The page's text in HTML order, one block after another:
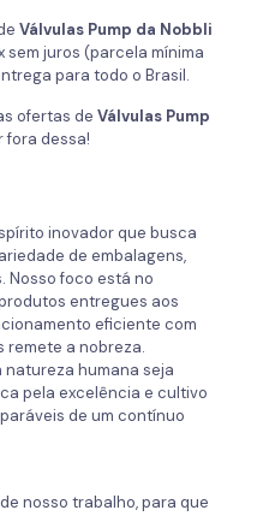
Válvulas Pump da Nobbli
sem juros (parcela mínima
para todo o Brasil.
ofertas de Válvulas Pump
fora dessa!
inovador que busca
de embalagens,
Nosso foco está no
entregues aos
eficiente com
remete a nobreza.
humana seja
pela excelência e cultivo
de um contínuo
nosso trabalho, para que